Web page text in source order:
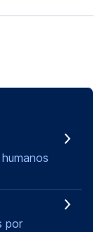
por